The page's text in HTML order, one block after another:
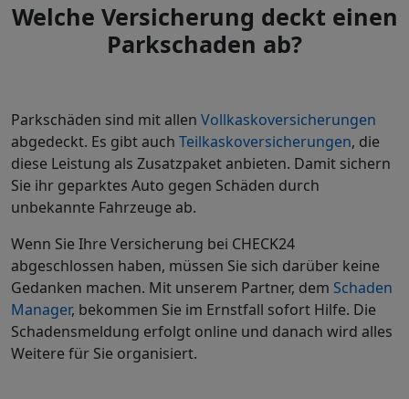
Welche Versicherung deckt einen
Parkschaden ab?
Parkschäden sind mit allen Vollkaskoversicherungen
abgedeckt. Es gibt auch Teilkaskoversicherungen, die
diese Leistung als Zusatzpaket anbieten. Damit sichern
Sie ihr geparktes Auto gegen Schäden durch
unbekannte Fahrzeuge ab.
Wenn Sie Ihre Versicherung bei CHECK24
abgeschlossen haben, müssen Sie sich darüber keine
Gedanken machen. Mit unserem Partner, dem Schaden
Manager, bekommen Sie im Ernstfall sofort Hilfe. Die
Schadensmeldung erfolgt online und danach wird alles
Weitere für Sie organisiert.